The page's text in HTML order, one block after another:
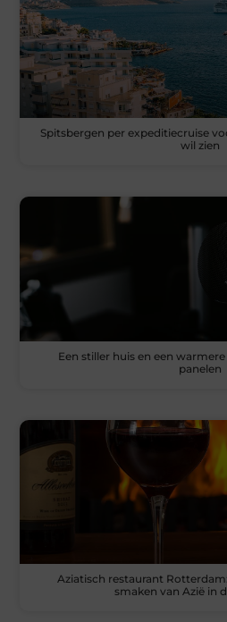
Spitsbergen per expeditiecruise
wil zien
Een stiller huis en een
panelen
Aziatisch restaurant
smaken van Azië in